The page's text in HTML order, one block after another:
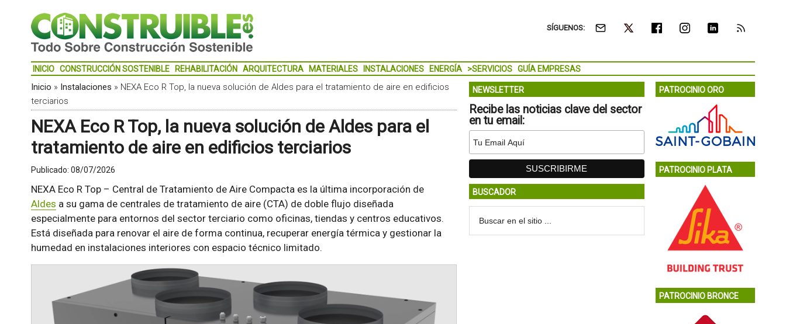
SÍGUENOS:
INICIO CONSTRUCCIÓN SOSTENIBLE REHABILITACIÓN ARQUITECTURA MATERIALES INSTALACIONES ENERGÍA >SERVICIOS GUÍA EMPRESAS
Inicio » Instalaciones » NEXA Eco R Top, la nueva solución de Aldes para el tratamiento de aire en edificios
terciarios
NEXA Eco R Top, la nueva solución de Aldes para el
tratamiento de aire en edificios terciarios
Publicado: 08/07/2026
NEXA Eco R Top – Central de Tratamiento de Aire Compacta es la última incorporación de
Aldes a su gama de centrales de tratamiento de aire (CTA) de doble flujo diseñada
especialmente para entornos del sector terciario como oficinas, tiendas y centros educativos.
Está diseñada para renovar el aire de forma continua, recuperar energía térmica y gestionar la
humedad en instalaciones interiores con espacio técnico limitado.
NEWSLETTER
Recibe las noticias clave del sector
en tu email:
BUSCADOR
PATROCINIO ORO
PATROCINIO PLATA
PATROCINIO BRONCE